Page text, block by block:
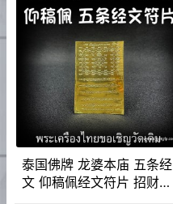
泰国佛牌 龙婆本庙 五条经
文 仰稿佩经文符片 招财转